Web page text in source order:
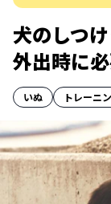
犬のしつ
外出時に
いぬ トレーニ